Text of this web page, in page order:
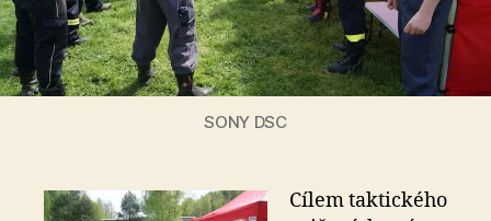
SONY DSC
Cílem taktického